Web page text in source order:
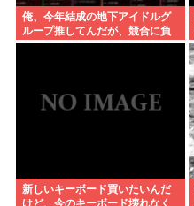
俺、今年結成の地下アイドルグ
ループ推してんだが、競合に負
けてる。
新しいキーボード買いたいんだ
けど、今のキーボード壊れなく